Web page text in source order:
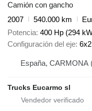
Camión con gancho
2007
540.000 km
Potencia 400 Hp (294
Configuración del eje 6x2
España, CARMONA
Trucks Eucarmo sl